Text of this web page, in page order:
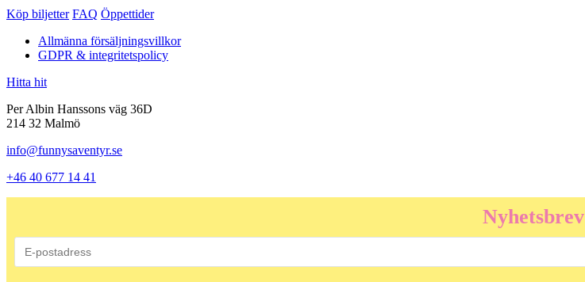
Köp biljetter FAQ Öppettider
Allmänna försäljningsvillkor
GDPR & integritetspolicy
Hitta hit
Per Albin Hanssons väg 36D
214 32 Malmö
info@funnysaventyr.se
+46 40 677 14 41
Nyhetsbrev